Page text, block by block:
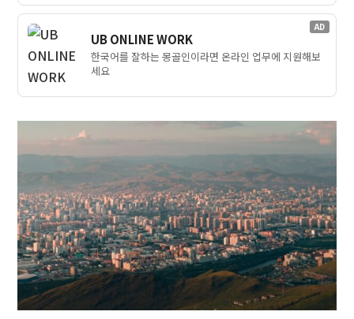
AD
UB ONLINE WORK
한국어를 잘하는 몽골인이라면 온라인 업무에 지원해보
세요